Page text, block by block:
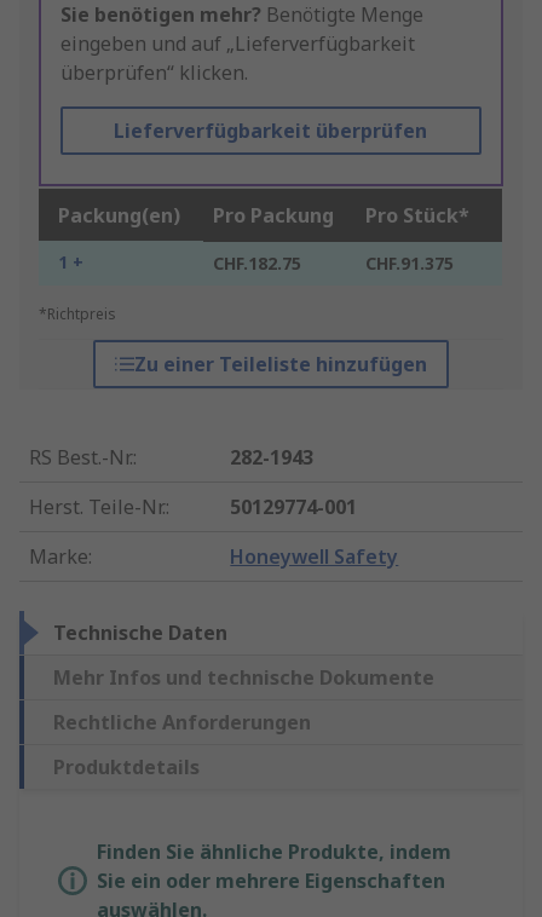
Sie benötigen mehr? Benötigte Menge
eingeben und auf „Lieferverfügbarkeit
überprüfen“ klicken.
Lieferverfügbarkeit überprüfen
Packung(en) Pro Packung Pro Stück*
1 + CHF.182.75 CHF.91.375
*Richtpreis
Zu einer Teileliste hinzufügen
RS Best.-Nr.:
282-1943
Herst. Teile-Nr.:
50129774-001
Marke: Honeywell Safety
Technische Daten
Mehr Infos und technische Dokumente
Rechtliche Anforderungen
Produktdetails
Finden Sie ähnliche Produkte, indem
Sie ein oder mehrere Eigenschaften
auswählen.